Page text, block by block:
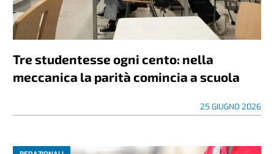
Tre studentesse ogni cento: nella
meccanica la parità comincia a scuola
25 GIUGNO 2026